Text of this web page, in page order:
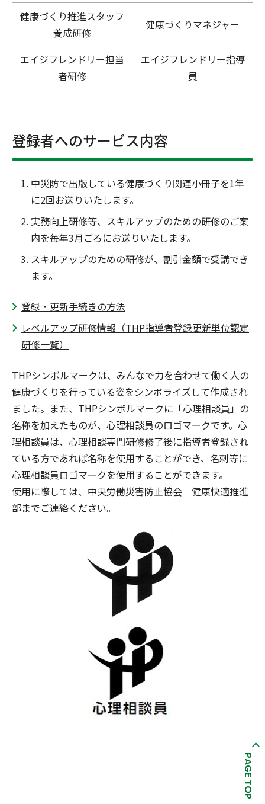
健康づくり推進スタッフ
養成研修
健康づくりマネジャー
エイジフレンドリー担当
者研修
エイジフレンドリー指導
員
登録者へのサービス内容
中災防で出版している健康づくり関連小冊子を1年
に2回お送りいたします。
実務向上研修等、スキルアップのための研修のご案
内を毎年3月ごろにお送りいたします。
スキルアップのための研修が、割引金額で受講でき
ます。
登録・更新手続きの方法
レベルアップ研修情報（THP指導者登録更新単位認定
研修一覧）
THPシンボルマークは、みんなで力を合わせて働く人の
健康づくりを行っている姿をシンボライズして作成され
ました。また、THPシンボルマークに「心理相談員」の
名称を加えたものが、心理相談員のロゴマークです。心
理相談員は、心理相談専門研修修了後に指導者登録され
ている方であれば名称を使用することができ、名刺等に
心理相談員ロゴマークを使用することができます。
使用に際しては、中央労働災害防止協会 健康快適推進
部までご連絡ください。
PAGE TOP